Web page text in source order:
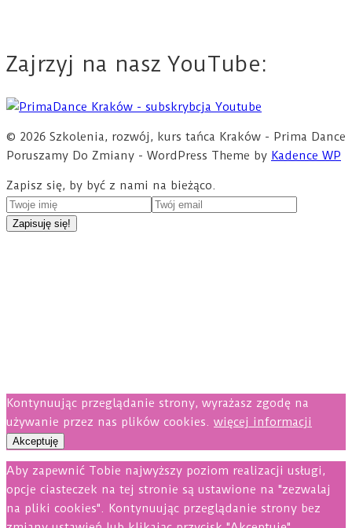
Zajrzyj na nasz YouTube:
© 2026 Szkolenia, rozwój, kurs tańca Kraków - Prima Dance
Poruszamy Do Zmiany - WordPress Theme by Kadence WP
Zapisz się, by być z nami na bieżąco.
Kontynuując przeglądanie strony, wyrażasz zgodę na
używanie przez nas plików cookies. więcej informacji
Akceptuję
Aby zapewnić Tobie najwyższy poziom realizacji usługi,
opcje ciasteczek na tej stronie są ustawione na "zezwalaj
na pliki cookies". Kontynuując przeglądanie strony bez